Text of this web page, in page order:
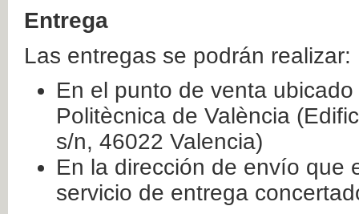
Entrega
Las entregas se podrán realizar:
En el punto de venta
Politècnica de València
s/n, 46022 Valencia)
En la dirección de envío que
servicio de entrega